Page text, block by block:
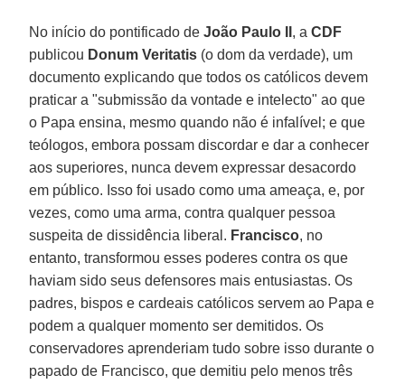
No início do pontificado deJoão Paulo II , aCDF
publicou Donum Veritatis (o dom da verdade), um
documento explicando que todos os católicos devem
praticar a "submissão da vontade e intelecto" ao que
o Papa ensina, mesmo quando não é infalível; e que
teólogos, embora possam discordar e dar a conhecer
aos superiores, nunca devem expressar desacordo
em público. Isso foi usado como uma ameaça, e, por
vezes, como uma arma, contra qualquer pessoa
suspeita de dissidência liberal. Francisco, no
entanto, transformou esses poderes contra os que
haviam sido seus defensores mais entusiastas. Os
padres, bispos e cardeais católicos servem ao Papa e
podem a qualquer momento ser demitidos. Os
conservadores aprenderiam tudo sobre isso durante o
papado de Francisco, que demitiu pelo menos três